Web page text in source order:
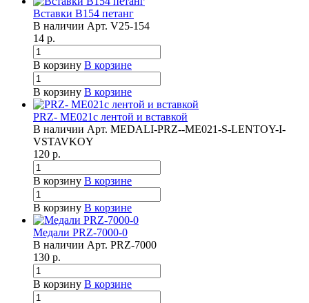
Вставки B154 петанг
В наличии Арт. V25-154
14 р.
В корзину В корзине
В корзину В корзине
PRZ- ME021с лентой и вставкой
В наличии Арт. MEDALI-PRZ--ME021-S-LENTOY-I-
VSTAVKOY
120 р.
В корзину В корзине
В корзину В корзине
Медали PRZ-7000-0
В наличии Арт. PRZ-7000
130 р.
В корзину В корзине